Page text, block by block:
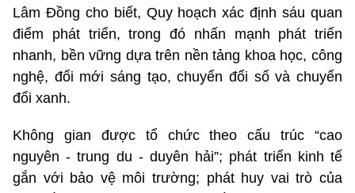
Lâm Đồng cho biết, Quy hoạch xác định sáu quan
điểm phát triển, trong đó nhấn mạnh phát triển
nhanh, bền vững dựa trên nền tảng khoa học, công
nghệ, đổi mới sáng tạo, chuyển đổi số và chuyển
đổi xanh.
Không gian được tổ chức theo cấu trúc “cao
nguyên - trung du - duyên hải”; phát triển kinh tế
gắn với bảo vệ môi trường; phát huy vai trò của